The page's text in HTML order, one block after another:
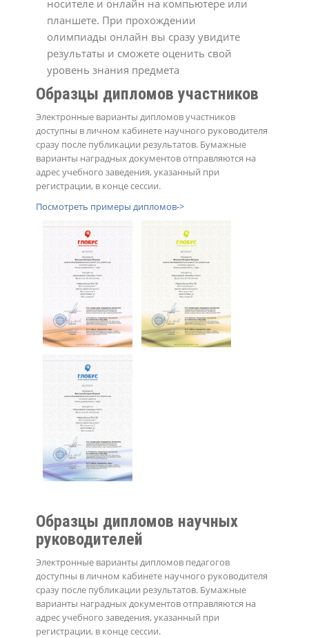
носителе и онлайн на компьютере или
планшете. При прохождении
олимпиады онлайн вы сразу увидите
результаты и сможете оценить свой
уровень знания предмета
Образцы дипломов участников
Электронные варианты дипломов участников
доступны в личном кабинете научного руководителя
сразу после публикации результатов. Бумажные
варианты наградных документов отправляются на
адрес учебного заведения, указанный при
регистрации, в конце сессии.
Посмотреть примеры дипломов->
Образцы дипломов научных
руководителей
Электронные варианты дипломов педагогов
доступны в личном кабинете научного руководителя
сразу после публикации результатов. Бумажные
варианты наградных документов отправляются на
адрес учебного заведения, указанный при
регистрации, в конце сессии.